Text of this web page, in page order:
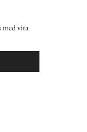
med vita